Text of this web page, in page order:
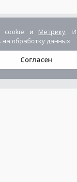
cookie и Метрику.
на обработку данных.
Согласен